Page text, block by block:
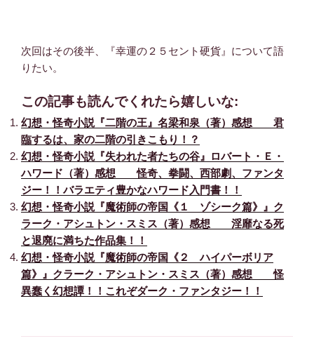
次回はその後半、『幸運の２５セント硬貨』について語
りたい。
この記事も読んでくれたら嬉しいな:
幻想・怪奇小説『二階の王』名梁和泉（著）感想 君
臨するは、家の二階の引きこもり！？
幻想・怪奇小説『失われた者たちの谷』ロバート・Ｅ・
ハワード（著）感想 怪奇、拳闘、西部劇、ファンタ
ジー！！バラエティ豊かなハワード入門書！！
幻想・怪奇小説『魔術師の帝国《１ ゾシーク篇》』ク
ラーク・アシュトン・スミス（著）感想 淫靡なる死
と退廃に満ちた作品集！！
幻想・怪奇小説『魔術師の帝国《２ ハイパーボリア
篇》』クラーク・アシュトン・スミス（著）感想 怪
異蠢く幻想譚！！これぞダーク・ファンタジー！！